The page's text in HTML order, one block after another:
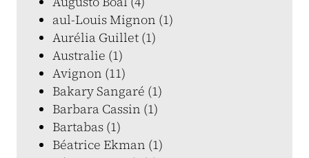
aul-Louis Mignon (1)
Aurélia Guillet (1)
Australie (1)
Avignon (11)
Bakary Sangaré (1)
Barbara Cassin (1)
Bartabas (1)
Béatrice Ekman (1)